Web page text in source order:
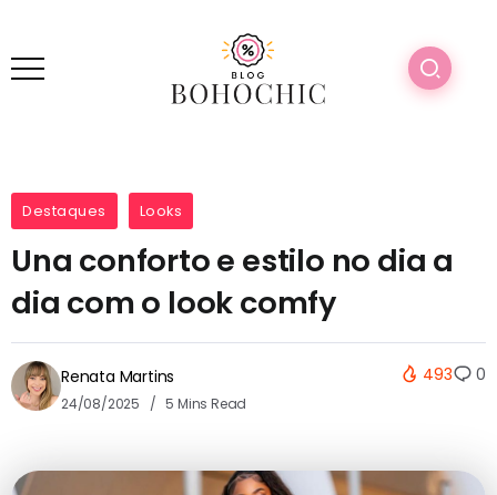
Destaques Looks
Una conforto e estilo no dia a
dia com o look comfy
Renata Martins
24/08/2025 5 Mins Read
493 0